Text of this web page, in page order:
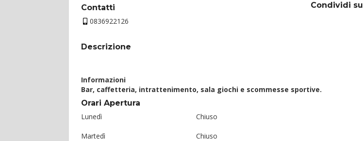
Contatti
0836922126
Condividi su
Descrizione
Informazioni
Bar, caffetteria, intrattenimento, sala giochi e scommesse sportive.
Orari Apertura
Lunedì
Chiuso
Martedì Chiuso